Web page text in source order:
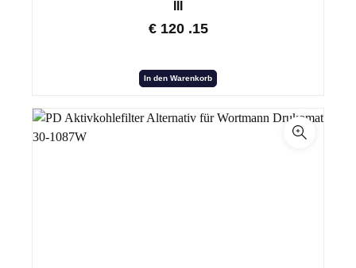
€ 120 .15
In den Warenkorb